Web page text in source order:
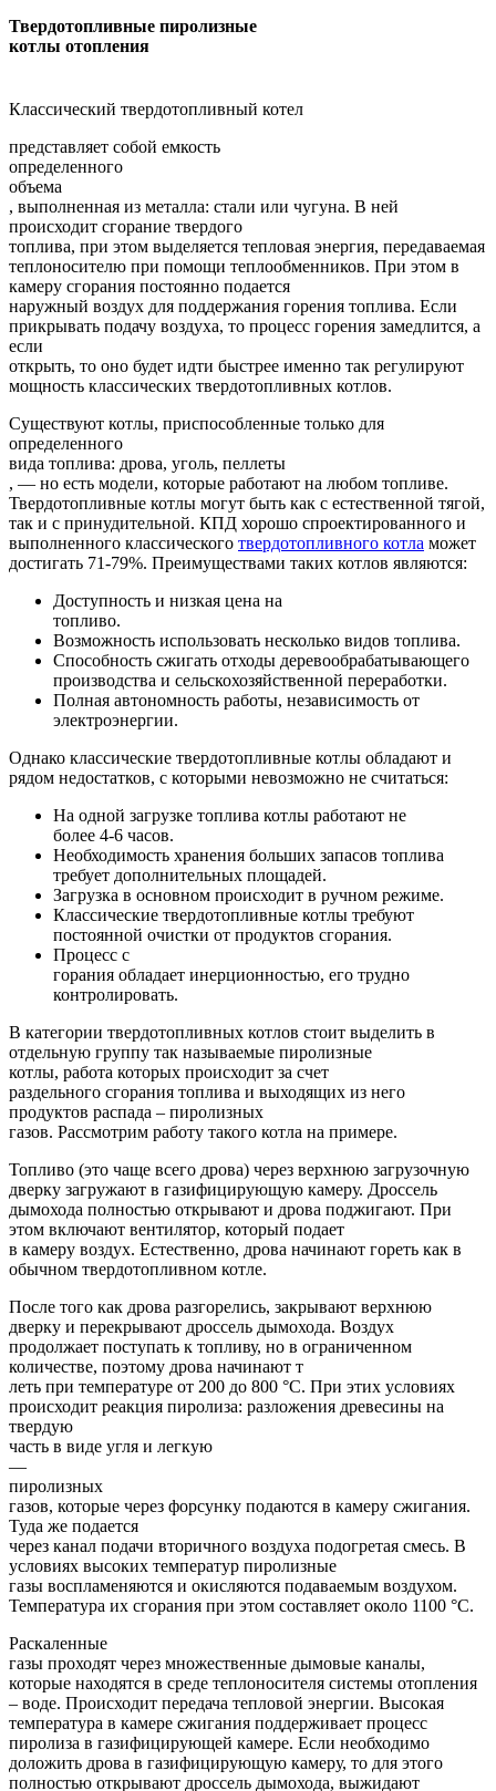
Твердотопливные пиролизные
котлы отопления
Классический твердотопливный котел
представляет собой емкость
определенного
объема
, выполненная из металла: стали или чугуна. В ней
происходит сгорание твердого
топлива, при этом выделяется тепловая энергия, передаваемая
теплоносителю при помощи теплообменников. При этом в
камеру сгорания постоянно подается
наружный воздух для поддержания горения топлива. Если
прикрывать подачу воздуха, то процесс горения замедлится, а
если
открыть, то оно будет идти быстрее именно так регулируют
мощность классических твердотопливных котлов.
Существуют котлы, приспособленные только для
определенного
вида топлива: дрова, уголь, пеллеты
, — но есть модели, которые работают на любом топливе.
Твердотопливные котлы могут быть как с естественной тягой,
так и с принудительной. КПД хорошо спроектированного и
выполненного классического твердотопливного котла может
достигать 71-79%. Преимуществами таких котлов являются:
Доступность и низкая цена на
топливо.
Возможность использовать несколько видов топлива.
Способность сжигать отходы деревообрабатывающего
производства и сельскохозяйственной переработки.
Полная автономность работы, независимость от
электроэнергии.
Однако классические твердотопливные котлы обладают и
рядом недостатков, с которыми невозможно не считаться:
На одной загрузке топлива котлы работают не
более 4-6 часов.
Необходимость хранения больших запасов топлива
требует дополнительных площадей.
Загрузка в основном происходит в ручном режиме.
Классические твердотопливные котлы требуют
постоянной очистки от продуктов сгорания.
Процесс с
горания обладает инерционностью, его трудно
контролировать.
В категории твердотопливных котлов стоит выделить в
отдельную группу так называемые пиролизные
котлы, работа которых происходит за счет
раздельного сгорания топлива и выходящих из него
продуктов распада – пиролизных
газов. Рассмотрим работу такого котла на примере.
Топливо (это чаще всего дрова) через верхнюю загрузочную
дверку загружают в газифицирующую камеру. Дроссель
дымохода полностью открывают и дрова поджигают. При
этом включают вентилятор, который подает
в камеру воздух. Естественно, дрова начинают гореть как в
обычном твердотопливном котле.
После того как дрова разгорелись, закрывают верхнюю
дверку и перекрывают дроссель дымохода. Воздух
продолжает поступать к топливу, но в ограниченном
количестве, поэтому дрова начинают т
леть при температуре от 200 до 800 °C. При этих условиях
происходит реакция пиролиза: разложения древесины на
твердую
часть в виде угля и легкую
—
пиролизных
газов, которые через форсунку подаются в камеру сжигания.
Туда же подается
через канал подачи вторичного воздуха подогретая смесь. В
условиях высоких температур пиролизные
газы воспламеняются и окисляются подаваемым воздухом.
Температура их сгорания при этом составляет около 1100 °C.
Раскаленные
газы проходят через множественные дымовые каналы,
которые находятся в среде теплоносителя системы отопления
– воде. Происходит передача тепловой энергии. Высокая
температура в камере сжигания поддерживает процесс
пиролиза в газифицирующей камере. Если необходимо
доложить дрова в газифицирующую камеру, то для этого
полностью открывают дроссель дымохода, выжидают